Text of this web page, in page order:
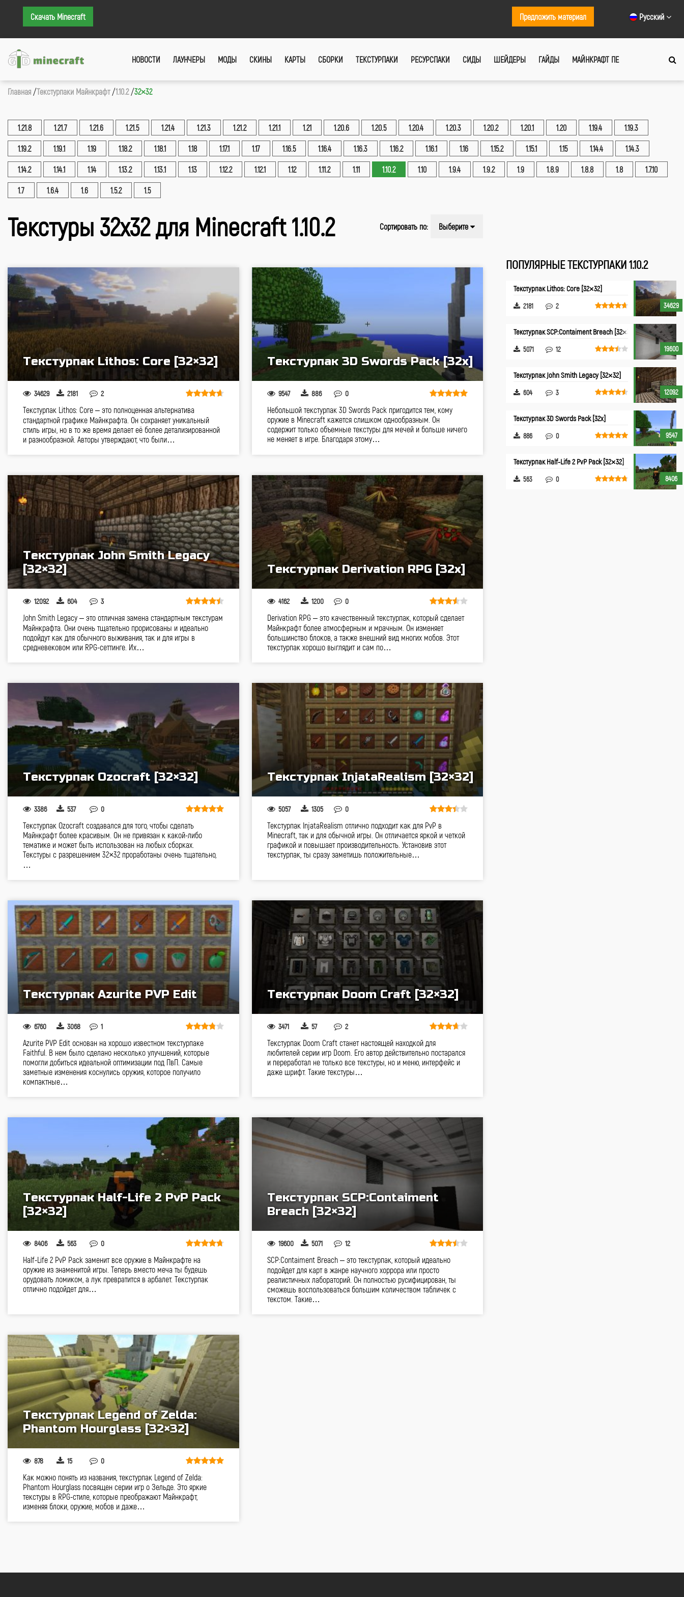
Скачать Minecraft Русский
Предложить материал
НОВОСТИ ЛАУНЧЕРЫ МОДЫ СКИНЫ КАРТЫ СБОРКИ ТЕКСТУРПАКИ РЕСУРСПАКИ СИДЫ ШЕЙДЕРЫ ГАЙДЫ МАЙНКРАФТ ПЕ
Главная Текстурпаки Майнкрафт 1.10.2 32×32
1.21.8 1.21.7 1.21.6 1.21.5 1.21.4 1.21.3 1.21.2 1.21.1 1.21 1.20.6 1.20.5 1.20.4 1.20.3 1.20.2 1.20.1 1.20 1.19.4 1.19.3
1.19.2 1.19.1 1.19 1.18.2 1.18.1 1.18 1.17.1 1.17 1.16.5 1.16.4 1.16.3 1.16.2 1.16.1 1.16 1.15.2 1.15.1 1.15 1.14.4 1.14.3
1.14.2 1.14.1 1.14 1.13.2 1.13.1 1.13 1.12.2 1.12.1 1.12 1.11.2 1.11 1.10.2 1.10 1.9.4 1.9.2 1.9 1.8.9 1.8.8 1.8 1.7.10
1.7 1.6.4 1.6 1.5.2 1.5
Текстуры 32x32 для Minecraft 1.10.2 Сортировать по: Выберите
Текстурпак Lithos: Core [32×32]
34629 2181 2
Текстурпак Lithos: Core – это полноценная альтернатива
стандартной графике Майнкрафта. Он сохраняет уникальный
стиль игры, но в то же время делает её более детализированной
и разнообразной. Авторы утверждают, что были…
Текстурпак 3D Swords Pack [32x]
9547 886 0
Небольшой текстурпак 3D Swords Pack пригодится тем, кому
оружие в Minecraft кажется слишком однообразным. Он
содержит только объемные текстуры для мечей и больше ничего
не меняет в игре. Благодаря этому…
Текстурпак John Smith Legacy
[32×32]
12092 604 3
John Smith Legacy – это отличная замена стандартным текстурам
Майнкрафта. Они очень тщательно прорисованы и идеально
подойдут как для обычного выживания, так и для игры в
средневековом или RPG-сеттинге. Их…
Текстурпак Derivation RPG [32x]
4162 1200 0
Derivation RPG – это качественный текстурпак, который сделает
Майнкрафт более атмосферным и мрачным. Он изменяет
большинство блоков, а также внешний вид многих мобов. Этот
текстурпак хорошо выглядит и сам по…
Текстурпак Ozocraft [32×32]
3386 537 0
Текстурпак Ozocraft создавался для того, чтобы сделать
Майнкрафт более красивым. Он не привязан к какой-либо
тематике и может быть использован на любых сборках.
Текстуры с разрешением 32×32 проработаны очень тщательно,
…
Текстурпак InjataRealism [32×32]
5057 1305 0
Текстурпак InjataRealism отлично подходит как для PvP в
Minecraft, так и для обычной игры. Он отличается яркой и четкой
графикой и повышает производительность. Установив этот
текстурпак, ты сразу заметишь положительные…
Текстурпак Azurite PVP Edit
6760 3068 1
Azurite PVP Edit основан на хорошо известном текстурпаке
Faithful. В нем было сделано несколько улучшений, которые
помогли добиться идеальной оптимизации под ПвП. Самые
заметные изменения коснулись оружия, которое получило
компактные…
Текстурпак Doom Craft [32×32]
3471 57 2
Текстурпак Doom Craft станет настоящей находкой для
любителей серии игр Doom. Его автор действительно постарался
и переработал не только все текстуры, но и меню, интерфейс и
даже шрифт. Такие текстуры…
Текстурпак Half-Life 2 PvP Pack
[32×32]
8406 563 0
Half-Life 2 PvP Pack заменит все оружие в Майнкрафте на
оружие из знаменитой игры. Теперь вместо меча ты будешь
орудовать ломиком, а лук превратится в арбалет. Текстурпак
отлично подойдет для…
Текстурпак SCP:Contaiment
Breach [32×32]
19600 5071 12
SCP:Contaiment Breach – это текстурпак, который идеально
подойдет для карт в жанре научного хоррора или просто
реалистичных лабораторий. Он полностью русифицирован, ты
сможешь воспользоваться большим количеством табличек с
текстом. Такие…
Текстурпак Legend of Zelda:
Phantom Hourglass [32×32]
878 15 0
Как можно понять из названия, текстурпак Legend of Zelda:
Phantom Hourglass посвящен серии игр о Зельде. Это яркие
текстуры в RPG-стиле, которые преображают Майнкрафт,
изменяя блоки, оружие, мобов и даже…
ПОПУЛЯРНЫЕ ТЕКСТУРПАКИ 1.10.2
34629
Текстурпак Lithos: Core [32×32]
2181 2
19600
Текстурпак SCP:Contaiment Breach [32×32]
5071 12
12092
Текстурпак John Smith Legacy [32×32]
604 3
9547
Текстурпак 3D Swords Pack [32x]
886 0
8406
Текстурпак Half-Life 2 PvP Pack [32×32]
563 0